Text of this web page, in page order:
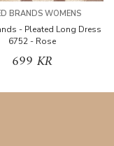
BRANDS WOMENS
- Pleated Long Dress
6752 - Rose
699 KR